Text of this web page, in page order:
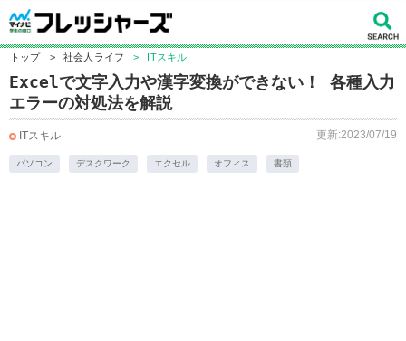
トップ > 社会人ライフ > ITスキル
Excelで文字入力や漢字変換ができない！ 各種入力
エラーの対処法を解説
ITスキル 更新:2023/07/19
パソコン デスクワーク エクセル オフィス 書類